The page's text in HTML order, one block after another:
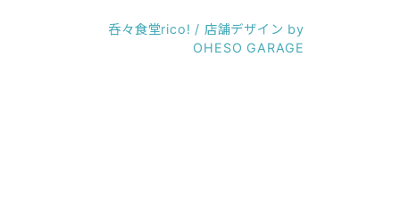
呑々食堂rico! / 店舗デザイン by
OHESO GARAGE